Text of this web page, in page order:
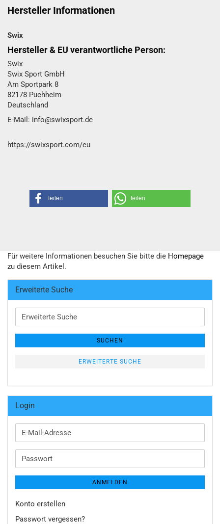
Hersteller Informationen
Swix
Hersteller & EU verantwortliche Person:
Swix
Swix Sport GmbH​
Am Sportpark 8
82178 Puchheim
Deutschland
E-Mail: info@swixsport.de
https://swixsport.com/eu
teilen teilen
Für weitere Informationen besuchen Sie bitte die Homepage
zu diesem Artikel.
Erweiterte Suche
Erweiterte
Suche
SUCHEN
ERWEITERTE SUCHE
Login
E-
Mail-
Passwort
ANMELDEN
Konto erstellen
Passwort vergessen?